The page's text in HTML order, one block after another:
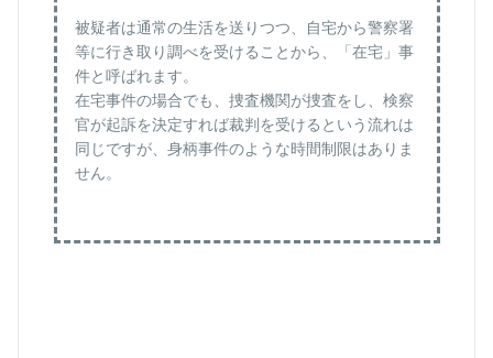
被疑者は通常の生活を送りつつ、自宅から警察署
等に行き取り調べを受けることから、「在宅」事
件と呼ばれます。
在宅事件の場合でも、捜査機関が捜査をし、検察
官が起訴を決定すれば裁判を受けるという流れは
同じですが、身柄事件のような時間制限はありま
せん。